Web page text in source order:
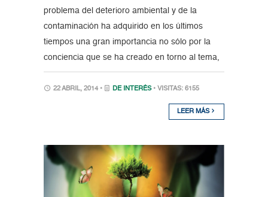
problema del deterioro ambiental y de la
contaminación ha adquirido en los últimos
tiempos una gran importancia no sólo por la
conciencia que se ha creado en torno al tema,
22 ABRIL, 2014 • DE INTERÉS • VISITAS: 6155
LEER MÁS